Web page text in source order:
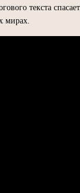
текста
мирах.